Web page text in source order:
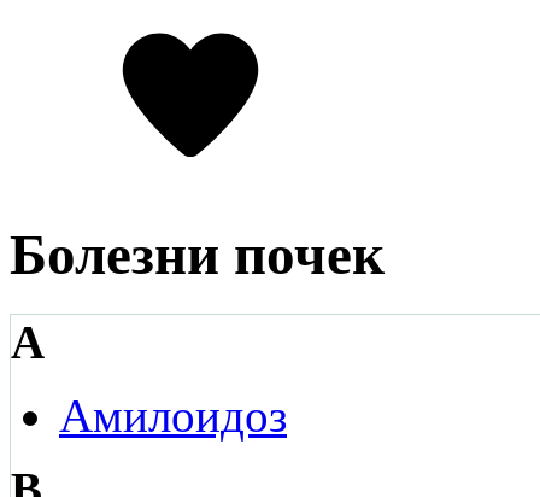
Болезни почек
А
Амилоидоз